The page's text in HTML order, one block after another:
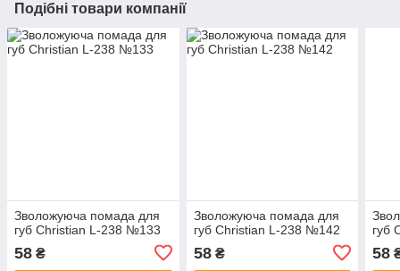
Подібні товари компанії
Зволожуюча помада для
губ Christian L-238 №133
58 ₴
Зволожуюча помада для
губ Christian L-238 №142
58₴
губ
58